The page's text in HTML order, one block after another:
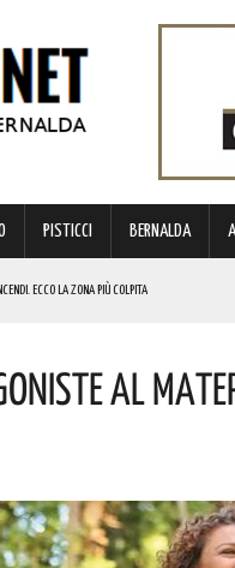
PISTICCI BERNALDA
ECCO LA ZONA PIÙ COLPITA
MATERANO: TUTTE METTERANNO A DISPOSIZIONE
Al